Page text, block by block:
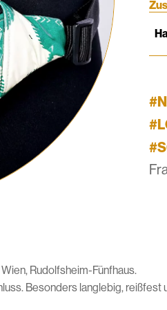
Rudolfsheim-Fünfhaus.
Besonders langlebig,